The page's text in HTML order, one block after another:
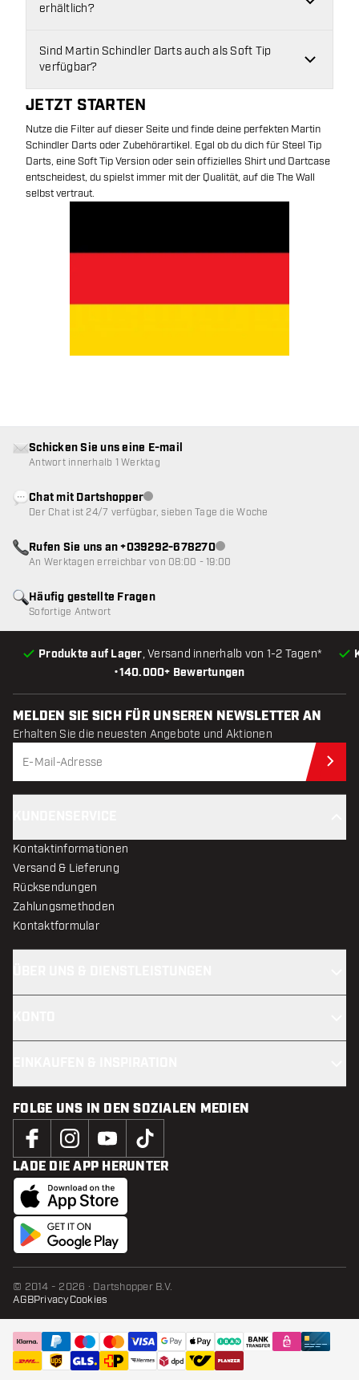
erhältlich?
Sind Martin Schindler Darts auch als Soft Tip
verfügbar?
JETZT STARTEN
Nutze die Filter auf dieser Seite und finde deine perfekten Martin
Schindler Darts oder Zubehörartikel. Egal ob du dich für Steel Tip
Darts, eine Soft Tip Version oder sein offizielles Shirt und Dartcase
entscheidest, du spielst immer mit der Qualität, auf die The Wall
selbst vertraut.
•140.000+ Bewertungen
Produkte auf Lager, Versand innerhalb von 1-2 Tagen*
Häufig gestellte Fragen
Sofortige Antwort
Schicken Sie uns eine E-mail
Antwort innerhalb 1 Werktag
Chat mit DartshopperKundenservice nicht verfügbar
Der Chat ist 24/7 verfügbar, sieben Tage die Woche
Rufen Sie uns an +039292-678270Kundenservice nicht
An Werktagen erreichbar von 08:00 - 19:00
MELDEN SIE SICH FÜR UNSEREN NEWSLETTER AN
Erhalten Sie die neuesten Angebote und Aktionen
Kontaktinformationen
Versand & Lieferung
Rücksendungen
Zahlungsmethoden
Kontaktformular
FOLGE UNS IN DEN SOZIALEN MEDIEN
LADE DIE APP HERUNTER
© 2014 - 2026 · Dartshopper B.V.
AGBPrivacyCookies